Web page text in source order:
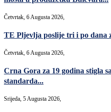
Četvrtak, 6 Augusta 2026,
TE Pljevlja poslije tri i po dana
Četvrtak, 6 Augusta 2026,
Crna Gora za 19 godina stigla
standarda...
Srijeda, 5 Augusta 2026,